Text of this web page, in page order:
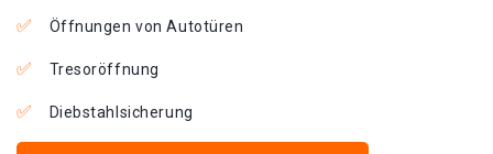
Öffnungen von Autotüren
Tresoröffnung
Diebstahlsicherung